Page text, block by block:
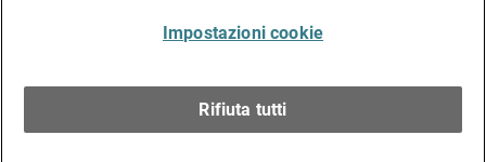
Impostazioni cookie
Rifiuta tutti